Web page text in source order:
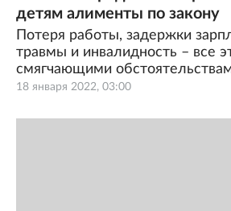
18 января 2022, 03:00
детям алименты по закону
Потеря работы, задержки
травмы и инвалидность – все
смягчающими